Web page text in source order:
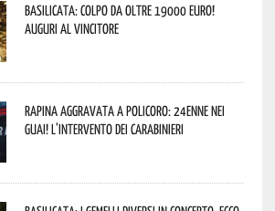
Basilicata: colpo da oltre 19000 Euro!
Auguri al vincitore
Rapina aggravata a Policoro: 24enne nei
guai! L’intervento dei Carabinieri